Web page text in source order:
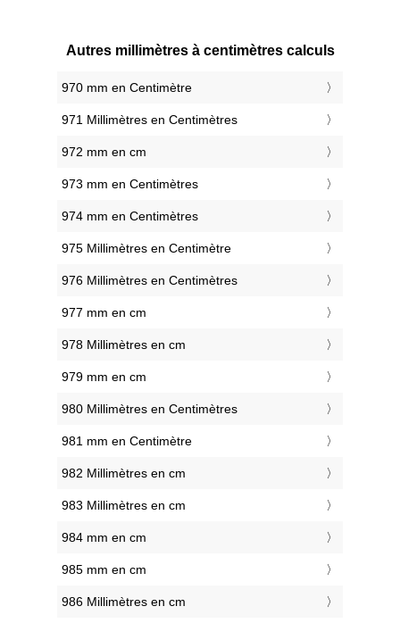
Autres millimètres à centimètres calculs
970 mm en Centimètre
971 Millimètres en Centimètres
972 mm en cm
973 mm en Centimètres
974 mm en Centimètres
975 Millimètres en Centimètre
976 Millimètres en Centimètres
977 mm en cm
978 Millimètres en cm
979 mm en cm
980 Millimètres en Centimètres
981 mm en Centimètre
982 Millimètres en cm
983 Millimètres en cm
984 mm en cm
985 mm en cm
986 Millimètres en cm